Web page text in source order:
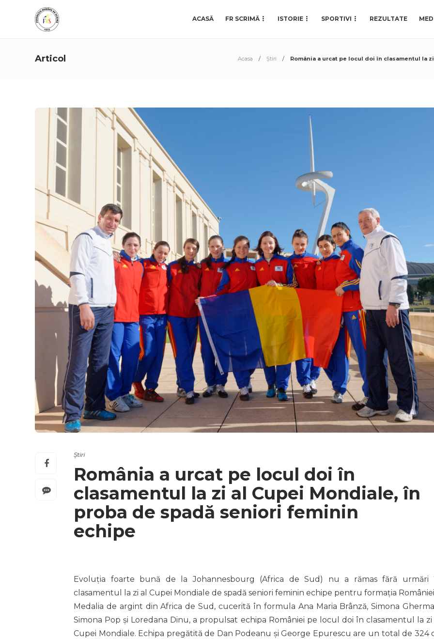
ACASĂ FR SCRIMĂ ISTORIE SPORTIVI REZULTATE
Articol Acasa Știri România a urcat pe locul doi în clasamentul la
Știri
România a urcat pe locul doi în
clasamentul la zi al Cupei Mondiale, în
proba de spadă seniori feminin
echipe
Evoluția foarte bună de la Johannesbourg (Africa de Sud) nu a rămas fără urmări
clasamentul la zi al Cupei Mondiale de spadă seniori feminin echipe pentru formația
Medalia de argint din Africa de Sud, cucerită în formula Ana Maria Brânză, Simona
Simona Pop și Loredana Dinu, a propulsat echipa României pe locul doi în clasamentul la zi
Cupei Mondiale. Echipa pregătită de Dan Podeanu și George Epurescu are un total de 324